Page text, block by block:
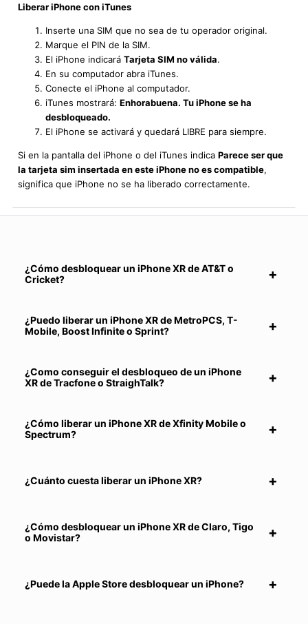
Liberar iPhone con iTunes
Inserte una SIM que no sea de tu operador original.
Marque el PIN de la SIM.
El iPhone indicará Tarjeta SIM no válida.
En su computador abra iTunes.
Conecte el iPhone al computador.
iTunes mostrará: Enhorabuena. Tu iPhone se ha
desbloqueado.
El iPhone se activará y quedará LIBRE para siempre.
Si en la pantalla del iPhone o del iTunes indica Parece ser que
la tarjeta sim insertada en este iPhone no es compatible,
significa que iPhone no se ha liberado correctamente.
¿Cómo desbloquear un iPhone XR de AT&T o
Cricket?
¿Puedo liberar un iPhone XR de MetroPCS, T-
Mobile, Boost Infinite o Sprint?
¿Como conseguir el desbloqueo de un iPhone
XR de Tracfone o StraighTalk?
¿Cómo liberar un iPhone XR de Xfinity Mobile o
Spectrum?
¿Cuánto cuesta liberar un iPhone XR?
¿Cómo desbloquear un iPhone XR de Claro, Tigo
o Movistar?
¿Puede la Apple Store desbloquear un iPhone?